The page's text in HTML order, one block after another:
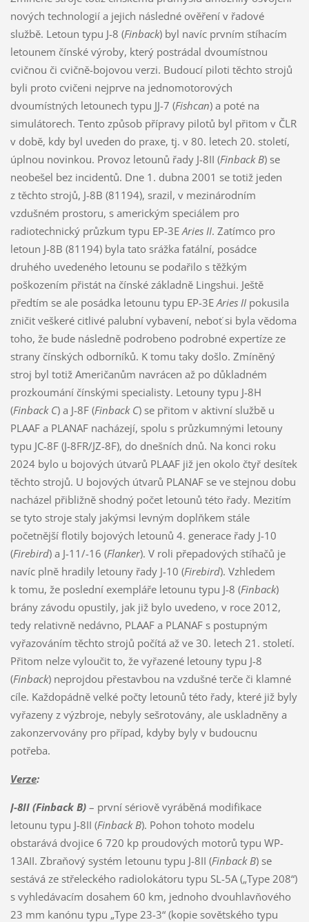
nových technologií a jejich následné ověření v řadové
službě. Letoun typu J-8 (Finback) byl navíc prvním stíhacím
letounem čínské výroby, který postrádal dvoumístnou
cvičnou či cvičně-bojovou verzi. Budoucí piloti těchto strojů
byli proto cvičeni nejprve na jednomotorových
dvoumístných letounech typu JJ-7 (Fishcan) a poté na
simulátorech. Tento způsob přípravy pilotů byl přitom v ČLR
v době, kdy byl uveden do praxe, tj. v 80. letech 20. století,
úplnou novinkou. Provoz letounů řady J-8II (Finback B) se
neobešel bez incidentů. Dne 1. dubna 2001 se totiž jeden
z těchto strojů, J-8B (81194), srazil, v mezinárodním
vzdušném prostoru, s americkým speciálem pro
radiotechnický průzkum typu EP-3E Aries II. Zatímco pro
letoun J-8B (81194) byla tato srážka fatální, posádce
druhého uvedeného letounu se podařilo s těžkým
poškozením přistát na čínské základně Lingshui. Ještě
předtím se ale posádka letounu typu EP-3E Aries IIpokusila
zničit veškeré citlivé palubní vybavení, neboť si byla vědoma
toho, že bude následně podrobeno podrobné expertíze ze
strany čínských odborníků. K tomu taky došlo. Zmíněný
stroj byl totiž Američanům navrácen až po důkladném
prozkoumání čínskými specialisty. Letouny typu J-8H
(Finback C) a J-8F (Finback C) se přitom v aktivní službě u
PLAAF a PLANAF nacházejí, spolu s průzkumnými letouny
typu JC-8F (J-8FR/JZ-8F), do dnešních dnů. Na konci roku
2024 bylo u bojových útvarů PLAAF již jen okolo čtyř desítek
těchto strojů. U bojových útvarů PLANAF se ve stejnou dobu
nacházel přibližně shodný počet letounů této řady. Mezitím
se tyto stroje staly jakýmsi levným doplňkem stále
početnější flotily bojových letounů 4. generace řady J-10
(Firebird) a J-11/-16 (Flanker). V roli přepadových stíhačů je
navíc plně hradily letouny řady J-10 (Firebird). Vzhledem
k tomu, že poslední exempláře letounu typu J-8 (Finback)
brány závodu opustily, jak již bylo uvedeno, v roce 2012,
tedy relativně nedávno, PLAAF a PLANAF s postupným
vyřazováním těchto strojů počítá až ve 30. letech 21. století.
Přitom nelze vyloučit to, že vyřazené letouny typu J-8
(Finback) neprojdou přestavbou na vzdušné terče či klamné
cíle. Každopádně velké počty letounů této řady, které již byly
vyřazeny z výzbroje, nebyly sešrotovány, ale uskladněny a
zakonzervovány pro případ, kdyby byly v budoucnu
potřeba.
Verze:
J-8II (Finback B)– první sériově vyráběná modifikace
letounu typu J-8II (Finback B). Pohon tohoto modelu
obstarává dvojice 6 720 kp proudových motorů typu WP-
13AII. Zbraňový systém letounu typu J-8II (Finback B) se
sestává ze střeleckého radiolokátoru typu SL-5A („Type 208“)
s vyhledávacím dosahem 60 km, jednoho dvouhlavňového
23 mm kanónu typu „Type 23-3“ (kopie sovětského typu